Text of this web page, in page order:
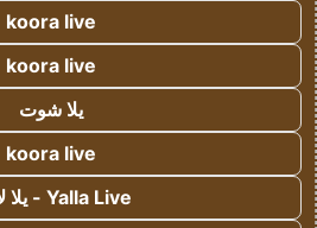
koora live
koora live
يلا شوت
koora live
Yalla Live - يلا لايف